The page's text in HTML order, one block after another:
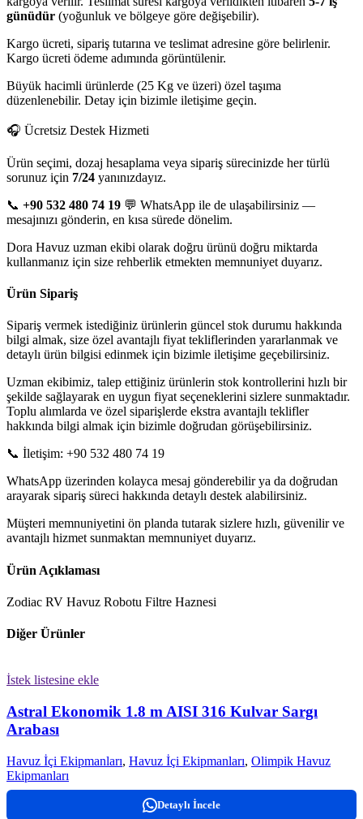
günüdür (yoğunluk ve bölgeye göre değişebilir).
Kargo ücreti, sipariş tutarına ve teslimat adresine göre belirlenir.
Kargo ücreti ödeme adımında görüntülenir.
Büyük hacimli ürünlerde (25 Kg ve üzeri) özel taşıma
düzenlenebilir. Detay için bizimle iletişime geçin.
🎧 Ücretsiz Destek Hizmeti
Ürün seçimi, dozaj hesaplama veya sipariş sürecinizde her türlü
sorunuz için 7/24 yanınızdayız.
📞 +90 532 480 74 19 💬 WhatsApp ile de ulaşabilirsiniz —
mesajınızı gönderin, en kısa sürede dönelim.
Dora Havuz uzman ekibi olarak doğru ürünü doğru miktarda
kullanmanız için size rehberlik etmekten memnuniyet duyarız.
Ürün Sipariş
Sipariş vermek istediğiniz ürünlerin güncel stok durumu hakkında
bilgi almak, size özel avantajlı fiyat tekliflerinden yararlanmak ve
detaylı ürün bilgisi edinmek için bizimle iletişime geçebilirsiniz.
Uzman ekibimiz, talep ettiğiniz ürünlerin stok kontrollerini hızlı bir
şekilde sağlayarak en uygun fiyat seçeneklerini sizlere sunmaktadır.
Toplu alımlarda ve özel siparişlerde ekstra avantajlı teklifler
hakkında bilgi almak için bizimle doğrudan görüşebilirsiniz.
📞 İletişim: +90 532 480 74 19
WhatsApp üzerinden kolayca mesaj gönderebilir ya da doğrudan
arayarak sipariş süreci hakkında detaylı destek alabilirsiniz.
Müşteri memnuniyetini ön planda tutarak sizlere hızlı, güvenilir ve
avantajlı hizmet sunmaktan memnuniyet duyarız.
Ürün Açıklaması
Zodiac RV Havuz Robotu Filtre Haznesi
Diğer Ürünler
İstek listesine ekle
Astral Ekonomik 1.8 m AISI 316 Kulvar Sargı
Arabası
Havuz İçi Ekipmanları, Havuz İçi Ekipmanları, Olimpik Havuz
Ekipmanları
Detaylı İncele